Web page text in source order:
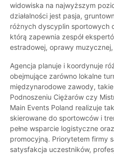
widowiska na najwyższym
działalności jest pasja,
różnych dyscyplin sportowych
którą zapewnia zespół
estradowej, oprawy
Agencja planuje i koordynuje
obejmujące zarówno lokalne
międzynarodowe zawody,
Podnoszeniu Ciężarów czy
Main Events Poland realizuje
skierowane do sportowców i
pełne wsparcie logistyczne
promocyjną. Priorytetem firmy
satysfakcja uczestników,